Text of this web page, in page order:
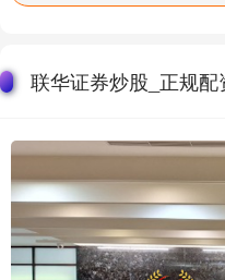
联华证券炒股_正规